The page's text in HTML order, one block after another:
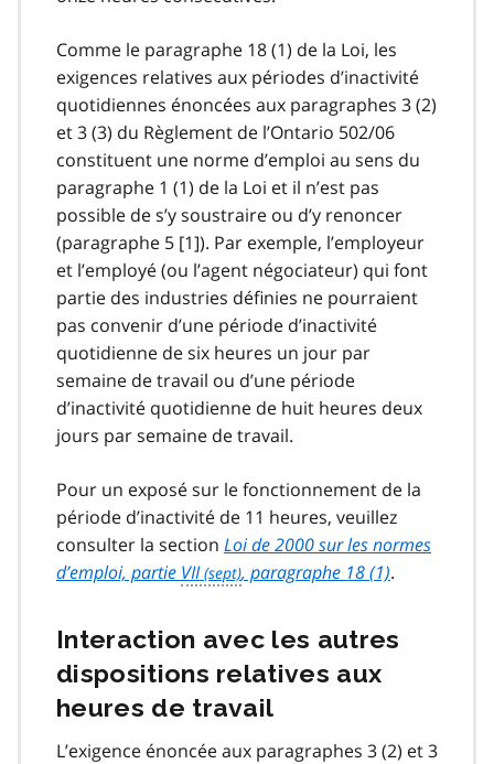
Comme le paragraphe 18 (1) de la Loi, les
exigences relatives aux périodes d’inactivité
quotidiennes énoncées aux paragraphes 3 (2)
et 3 (3) du Règlement de l’Ontario 502/06
constituent une norme d’emploi au sens du
paragraphe 1 (1) de la Loi et il n’est pas
possible de s’y soustraire ou d’y renoncer
(paragraphe 5 [1]). Par exemple, l’employeur
et l’employé (ou l’agent négociateur) qui font
partie des industries définies ne pourraient
pas convenir d’une période d’inactivité
quotidienne de six heures un jour par
semaine de travail ou d’une période
d’inactivité quotidienne de huit heures deux
jours par semaine de travail.
Pour un exposé sur le fonctionnement de la
période d’inactivité de 11 heures, veuillez
consulter la section Loi de 2000 sur les normes
d’emploi, partie VII , paragraphe 18 (1).
Interaction avec les autres
dispositions relatives aux
heures de travail
L’exigence énoncée aux paragraphes 3 (2) et 3